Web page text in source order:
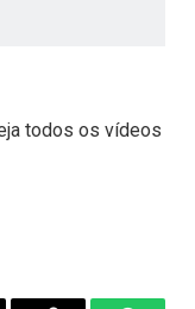
todos os vídeos